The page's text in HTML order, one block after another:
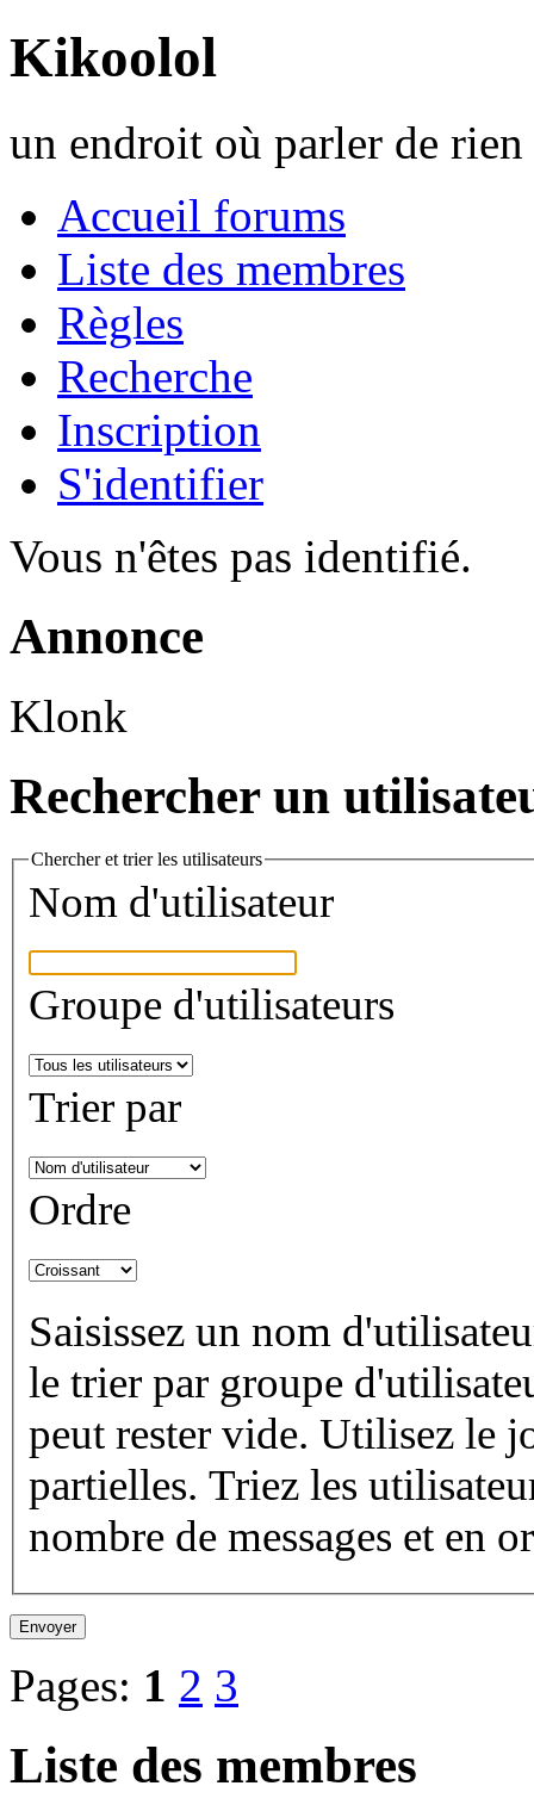
Kikoolol
un endroit où parler de rien
Accueil forums
Liste des membres
Règles
Recherche
Inscription
S'identifier
Vous n'êtes pas identifié.
Annonce
Klonk
Rechercher un
Chercher et trier les utilisateurs
Nom d'utilisateur
Groupe d'utilisateurs
Trier par
Ordre
Saisissez un nom
le trier par groupe
peut rester vide. Utilisez le
partielles. Triez les
nombre de messages et en
Pages: 1 2 3
Liste des membres